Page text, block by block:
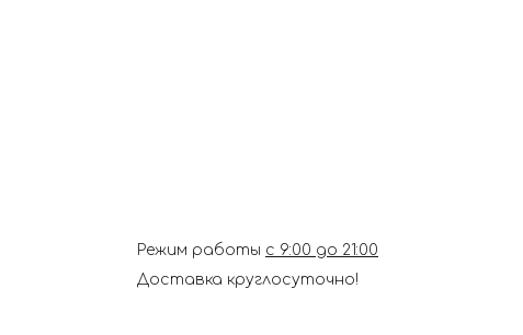
Режим работы с 9:00 до 21:00
Доставка круглосуточно!